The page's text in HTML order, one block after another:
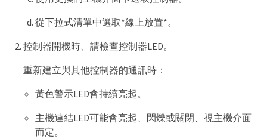
從下拉式清單中選取*線上放置*。
控制器開機時、請檢查控制器LED。
重新建立與其他控制器的通訊時：
黃色警示LED會持續亮起。
主機連結LED可能會亮起、閃爍或關閉、視主機介面
而定。